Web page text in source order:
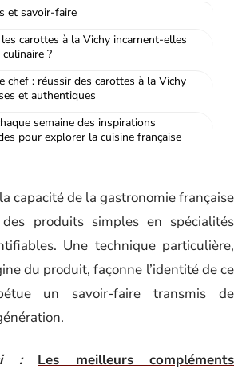
et savoir-faire
carottes à la Vichy incarnent-elles
culinaire ?
chef : réussir des carottes à la Vichy
et authentiques
semaine des inspirations
pour explorer la cuisine française
capacité de la gastronomie française
produits simples en spécialités
Une technique particulière,
du produit, façonne l’identité de ce
un savoir-faire transmis de
:
Les meilleurs compléments